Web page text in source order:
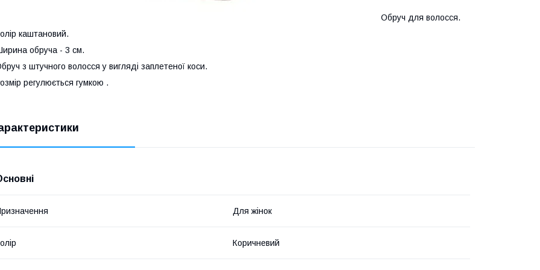
Обруч для волосся.
каштановий.
обруча - 3 см.
з штучного волосся у вигляді заплетеної коси.
регулюється гумкою .
Для жінок
Коричневий